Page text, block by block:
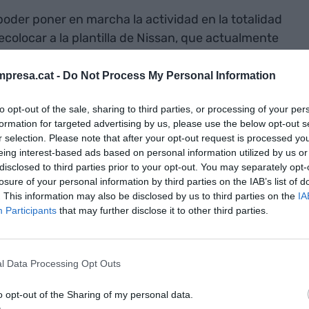
- Do Not Process My Personal Information
opt-out of the sale, sharing to third parties, or processing of your
for targeted advertising by us, please use the below opt-out
selection. Please note that after your opt-out request is processed
interest-based ads based on personal information utilized by us
to third parties prior to your opt-out. You may separately
of your personal information by third parties on the IAB’s list of
This information may also be disclosed by us to third parties on the
Participants that may further disclose it to other third parties.
Data Processing Opt Outs
opt-out of the Sharing of my personal data.
poner en marcha la actividad en la totalidad
a la plantilla de Nissan, que actualmente
Y, encima, se espera generar nuevo
como socio logístico delhubde movilidad,
lideradas por QEV y Btech, que se han
industriales eléctricos Zeroid y recuperar
la propuesta de la compañía cumple con los